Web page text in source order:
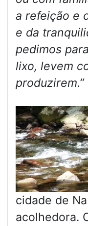
a refeição e
e da
pedimos
lixo, levem
produzirem.”
cidade de
acolhedora.